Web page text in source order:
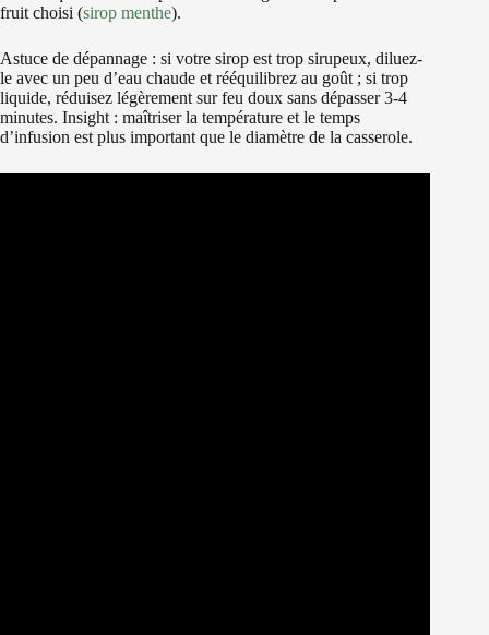
fruit choisi (sirop menthe).
Astuce de dépannage : si votre sirop est trop sirupeux, diluez-
le avec un peu d’eau chaude et rééquilibrez au goût ; si trop
liquide, réduisez légèrement sur feu doux sans dépasser 3-4
minutes. Insight : maîtriser la température et le temps
d’infusion est plus important que le diamètre de la casserole.